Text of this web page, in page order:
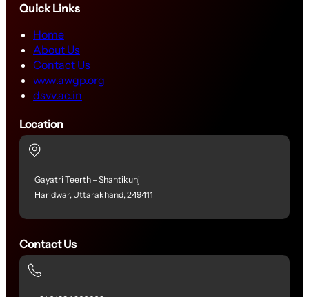
Quick Links
Home
About Us
Contact Us
www.awgp.org
dsvv.ac.in
Location
Gayatri Teerth – Shantikunj
Haridwar, Uttarakhand, 249411
Contact Us